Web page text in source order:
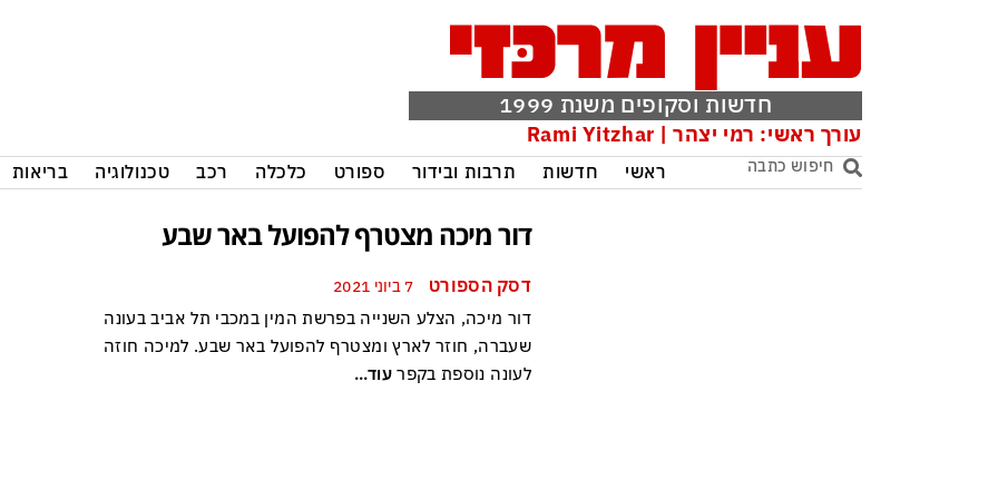
חדשות וסקופים משנת 1999
עורך ראשי: רמי יצהר | Rami Yitzhar
ראשי חדשות תרבות ובידור ספורט כלכלה רכב טכנולוגיה בריאות
דור מיכה מצטרף להפועל באר שבע
דסק הספורט
דור מיכה, הצלע השנייה בפרשת המין במכבי תל אביב בעונה
שעברה, חוזר לארץ ומצטרף להפועל באר שבע. למיכה חוזה
לעונה נוספת בקפרעוד...